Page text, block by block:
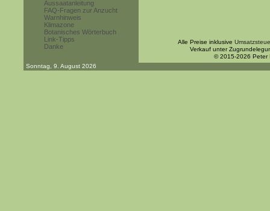
Aussaatanleitung
FAQ-Fragen zur Anzucht
Warnhinweis
Klimazone
Botanisches Wörterbuch
Link-Tipps
Danke
Alle Preise inklusive
Verkauf unter
© 2015-2026 Peter
Sonntag, 9. August 2026